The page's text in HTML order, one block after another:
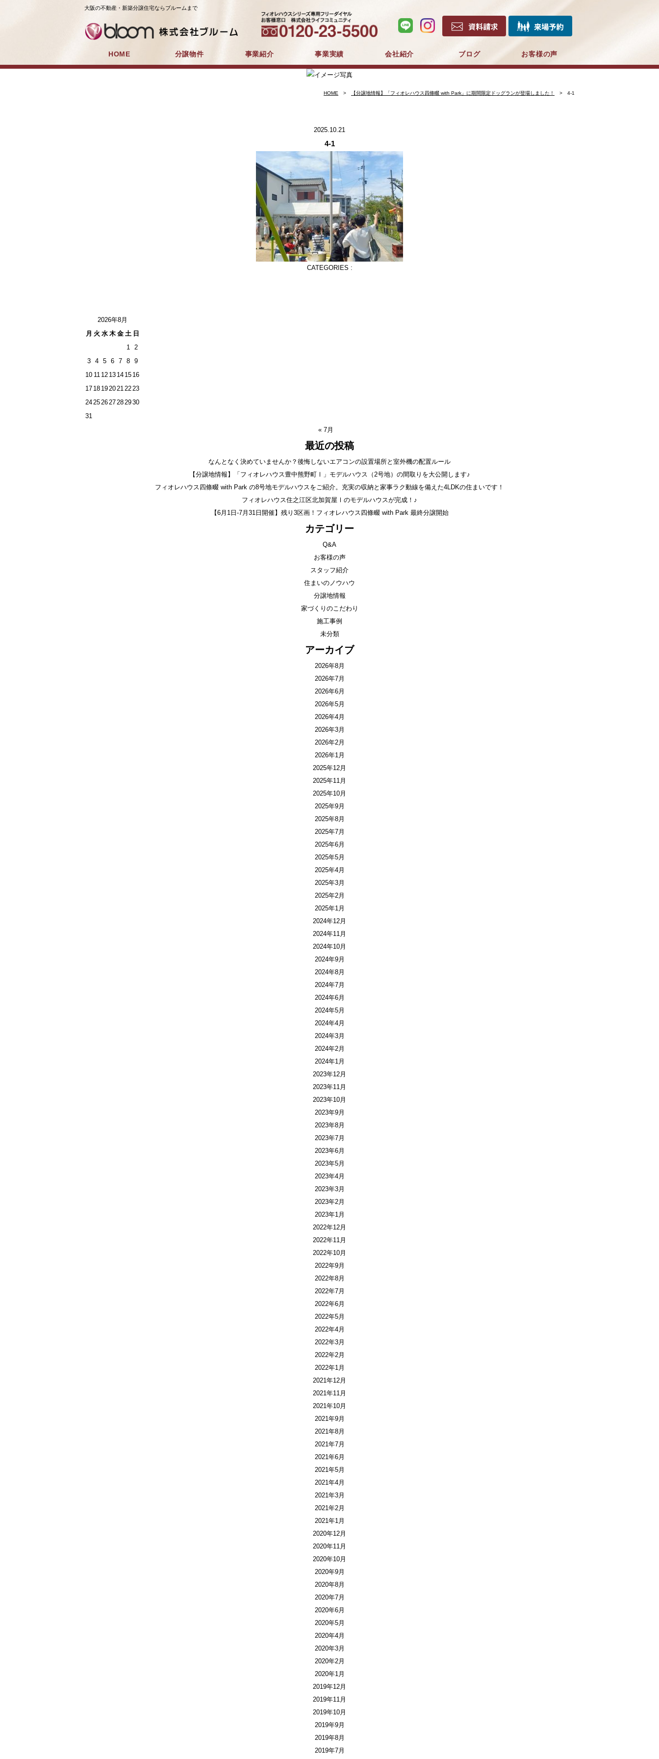
大阪の不動産・新築分譲住宅ならブルームまで
HOME 分譲物件 事業紹介 事業実績
戸建分譲
マンション分譲
会社紹介 ブログ お客様の声
HOME 【分譲地情報】「フィオレハウス四條畷 with Park」に期間限定ドッグランが登場しました！ 4-1
2025.10.21
4-1
CATEGORIES :
2026年8月
月 火 水 木 金 土 日
1
2
3
4 5 6 7 8
9
10 11 12 13 14 15 16
17 18 1920212223
24252627282930
31
« 7月
最近の投稿
なんとなく決めていませんか？後悔しないエアコンの設置場所と室外機の配置ルール
【分譲地情報】「フィオレハウス豊中熊野町Ⅰ」モデルハウス（2号地）の間取りを大公開します♪
フィオレハウス四條畷 with Park の8号地モデルハウスをご紹介。充実の収納と家事ラク動線を備えた4LDKの住まいです！
フィオレハウス住之江区北加賀屋Ⅰのモデルハウスが完成！♪
【6月1日-7月31日開催】残り3区画！フィオレハウス四條畷 with Park 最終分譲開始
カテゴリー
Q&A
お客様の声
スタッフ紹介
住まいのノウハウ
分譲地情報
家づくりのこだわり
施工事例
未分類
アーカイブ
2026年8月
2026年7月
2026年6月
2026年5月
2026年4月
2026年3月
2026年2月
2026年1月
2025年12月
2025年11月
2025年10月
2025年9月
2025年8月
2025年7月
2025年6月
2025年5月
2025年4月
2025年3月
2025年2月
2025年1月
2024年12月
2024年11月
2024年10月
2024年9月
2024年8月
2024年7月
2024年6月
2024年5月
2024年4月
2024年3月
2024年2月
2024年1月
2023年12月
2023年11月
2023年10月
2023年9月
2023年8月
2023年7月
2023年6月
2023年5月
2023年4月
2023年3月
2023年2月
2023年1月
2022年12月
2022年11月
2022年10月
2022年9月
2022年8月
2022年7月
2022年6月
2022年5月
2022年4月
2022年3月
2022年2月
2022年1月
2021年12月
2021年11月
2021年10月
2021年9月
2021年8月
2021年7月
2021年6月
2021年5月
2021年4月
2021年3月
2021年2月
2021年1月
2020年12月
2020年11月
2020年10月
2020年9月
2020年8月
2020年7月
2020年6月
2020年5月
2020年4月
2020年3月
2020年2月
2020年1月
2019年12月
2019年11月
2019年10月
2019年9月
2019年8月
2019年7月